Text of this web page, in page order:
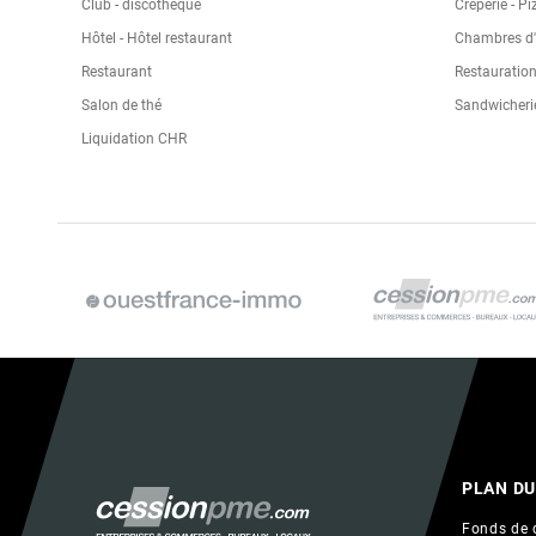
Club - discothèque
Crêperie -
Hôtel - Hôtel restaurant
Chambres
Restaurant
Salon de thé
Liquidation CHR
PLAN
Fonds de